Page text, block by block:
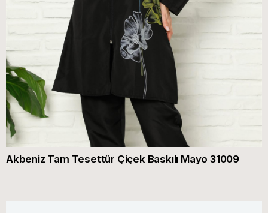
Akbeniz Tam Tesettür Çiçek Baskılı Mayo 31009